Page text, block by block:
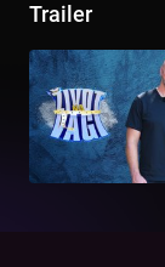
Trailer